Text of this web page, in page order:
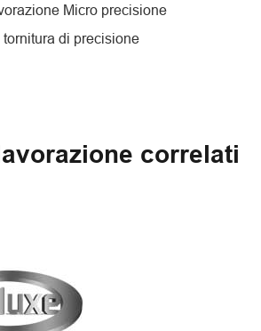
Micro precisione
di precisione
correlati